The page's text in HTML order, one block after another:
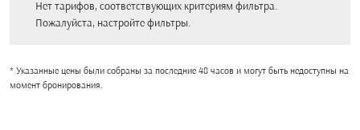
Нет тарифов, соответствующих критериям фильтра.
Пожалуйста, настройте фильтры.
* Указанные цены были собраны за последние 48 часов и могут быть недоступны на
момент бронирования.